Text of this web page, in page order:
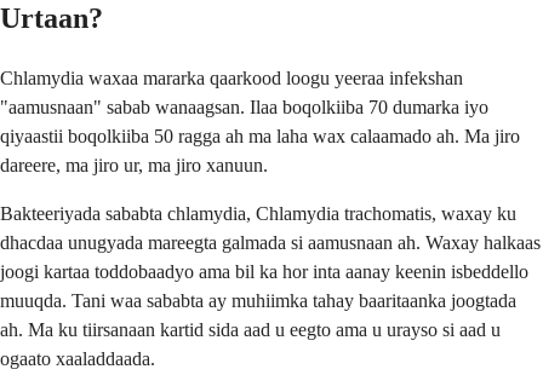
Urtaan?
Chlamydia waxaa mararka qaarkood loogu yeeraa infekshan
"aamusnaan" sabab wanaagsan. Ilaa boqolkiiba 70 dumarka iyo
qiyaastii boqolkiiba 50 ragga ah ma laha wax calaamado ah. Ma jiro
dareere, ma jiro ur, ma jiro xanuun.
Bakteeriyada sababta chlamydia, Chlamydia trachomatis, waxay ku
dhacdaa unugyada mareegta galmada si aamusnaan ah. Waxay halkaas
joogi kartaa toddobaadyo ama bil ka hor inta aanay keenin isbeddello
muuqda. Tani waa sababta ay muhiimka tahay baaritaanka joogtada
ah. Ma ku tiirsanaan kartid sida aad u eegto ama u urayso si aad u
ogaato xaaladdaada.